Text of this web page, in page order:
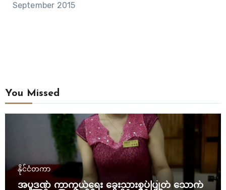
September 2015
You Missed
နိုင်ငံတကာ
အပူဒဏ် ကာကွယ်ရေး ခွေးသားစွပ်ပြုတ် သောက်